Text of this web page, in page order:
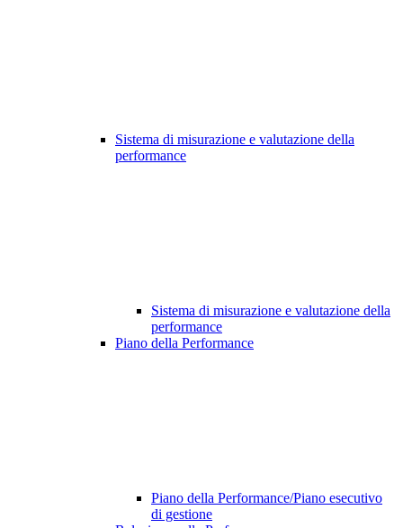
Sistema di misurazione e valutazione della
performance
Sistema di misurazione e valutazione della
performance
Piano della Performance
Piano della Performance/Piano esecutivo
di gestione